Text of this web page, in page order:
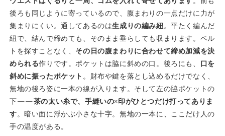
後ろも同じように寄っているので、腹まわりの一点だけに力が
集まりにくい。通してあるのは生成りの編み紐。平たく編んだ
紐で、結んで締めても、そのまま垂らしても収まります。ベル
トを探すことなく、 その日の腹まわりに合わせて締め加減を決
められる作りです。ポケットは脇に斜めの口。後ろにも、 口を
斜めに振ったポケット 。財布や鍵を落とし込めるだけでなく、
無地の後ろ姿に一本の線が入ります。そして左の脇ポケットの
下——茶の太い糸で、手縫いの×印がひとつだけ打ってありま
す。暗い面に浮かぶ小さな十字。無地の一本に、ここだけ人の
手の温度がある。